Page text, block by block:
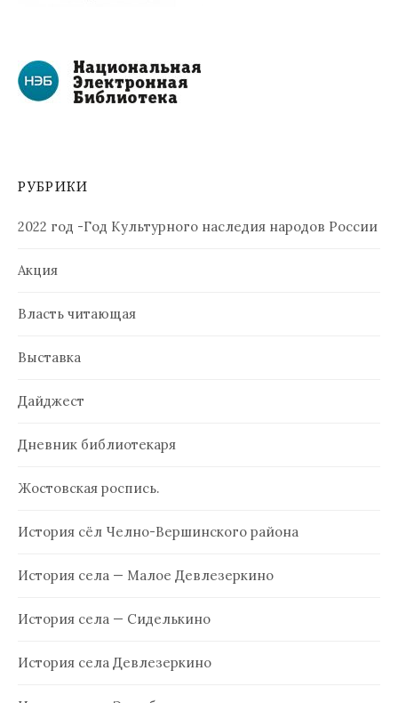
РУБРИКИ
2022 год -Год Культурного наследия народов России
Акция
Власть читающая
Выставка
Дайджест
Дневник библиотекаря
Жостовская роспись.
История сёл Челно-Вершинского района
История села — Малое Девлезеркино
История села — Сиделькино
История села Девлезеркино